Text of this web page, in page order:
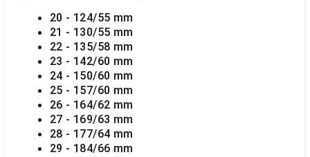
20 - 124/55 mm
21 - 130/55 mm
22 - 135/58 mm
23 - 142/60 mm
24 - 150/60 mm
25 - 157/60 mm
26 - 164/62 mm
27 - 169/63 mm
28 - 177/64 mm
29 - 184/66 mm